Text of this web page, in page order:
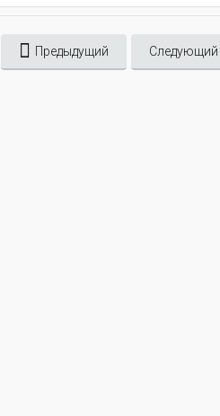
Предыдущий Следующий